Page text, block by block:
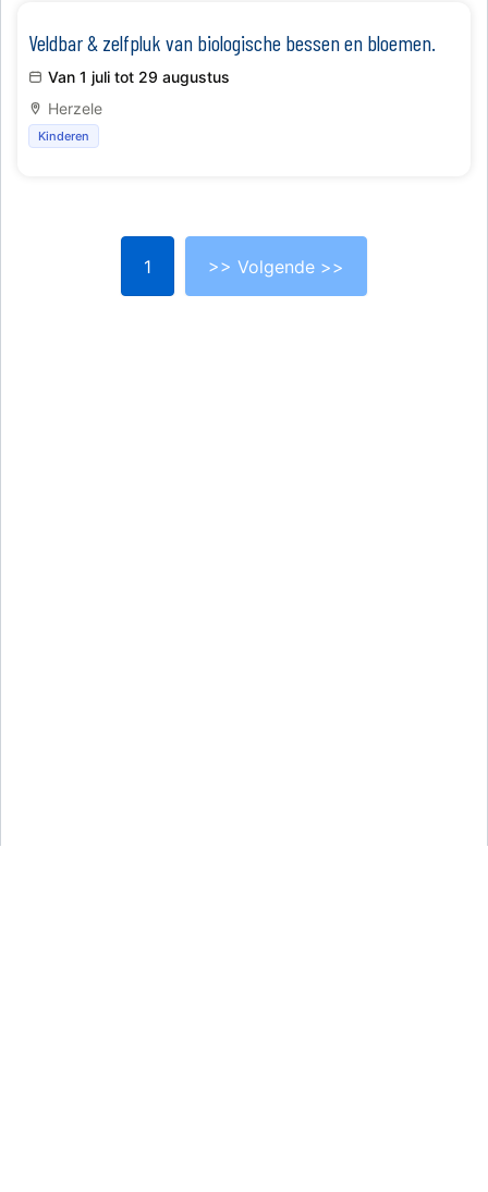
Veldbar & zelfpluk van biologische bessen en bloemen.
Van 1 juli tot 29 augustus
Herzele
Kinderen
1 >> Volgende >>